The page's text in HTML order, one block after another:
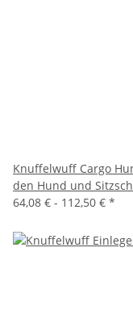
Knuffelwuff Cargo
den Hund und
64,08 € - 112,50 € *